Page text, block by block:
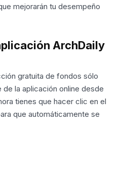
mejorarán tu desempeño
ArchDaily
gratuita de fondos sólo
la aplicación online desde
tienes que hacer clic en el
que automáticamente se